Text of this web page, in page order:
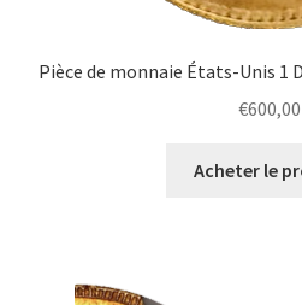
Pièce de monnaie États-Unis 1
€600,00
Acheter le